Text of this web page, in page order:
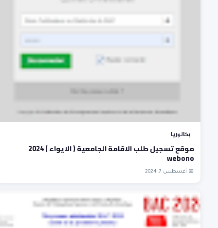
بكالوريا
موقع تسجيل طلب الاقامة الجامعية ( الايواء ) 2024
webono
📅 أغسطس 7, 2024